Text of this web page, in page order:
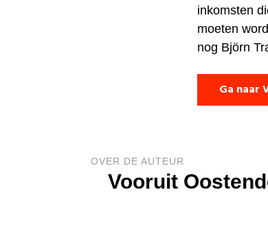
inkomsten
moeten
nog Björn
Ga naar
OVER DE AUTEUR
Vooruit